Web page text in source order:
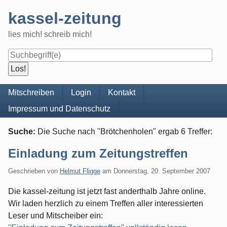
content
kassel-zeitung
lies mich! schreib mich!
Navigation
Mitschreiben Login
Kontakt
Impressum und Datenschutz
Suche: Die Suche nach "Brötchenholen" ergab 6 Treffer:
Einladung zum Zeitungstreffen
Geschrieben von Helmut Fligge am Donnerstag, 20. September 2007
Die kassel-zeitung ist jetzt fast anderthalb Jahre online.
Wir laden herzlich zu einem Treffen aller interessierten
Leser und Mitscheiber ein: